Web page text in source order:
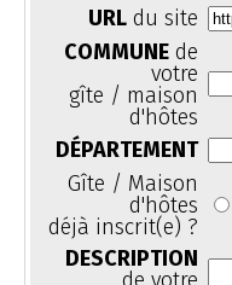
URL du site
COMMUNE de
votre
gîte / maison
d'hôtes
DÉPARTEMENT
Gîte / Maison
d'hôtes
déjà inscrit(e) ?
DESCRIPTION